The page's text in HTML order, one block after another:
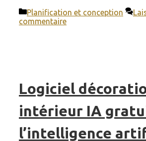
Catégories
Planification et conception
commentaire
Logiciel
intérieur IA
l’intelligence